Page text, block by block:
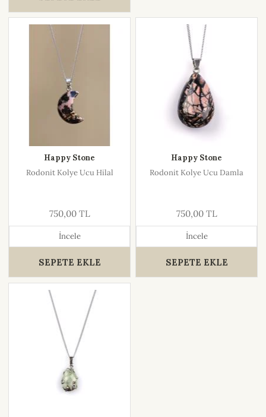
Happy Stone
Rodonit Kolye Ucu Hilal
750,00 TL
İncele
SEPETE EKLE
Happy Stone
Rodonit Kolye Ucu Damla
750,00 TL
İncele
SEPETE EKLE